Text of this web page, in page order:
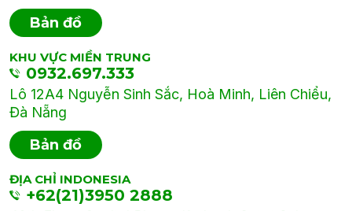
Bản đồ
KHU VỰC MIỀN TRUNG
0932.697.333
Lô 12A4 Nguyễn Sinh Sắc, Hoà Minh, Liên Chiểu,
Đà Nẵng
Bản đồ
ĐỊA CHỈ INDONESIA
+62(21)3950 2888